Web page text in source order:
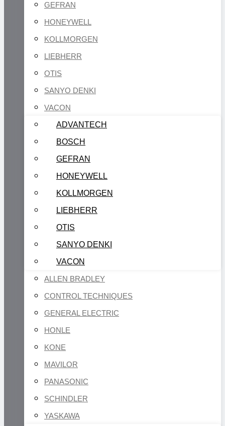
GEFRAN
HONEYWELL
KOLLMORGEN
LIEBHERR
OTIS
SANYO DENKI
VACON
ADVANTECH
BOSCH
GEFRAN
HONEYWELL
KOLLMORGEN
LIEBHERR
OTIS
SANYO DENKI
VACON
ALLEN BRADLEY
CONTROL TECHNIQUES
GENERAL ELECTRIC
HONLE
KONE
MAVILOR
PANASONIC
SCHINDLER
YASKAWA